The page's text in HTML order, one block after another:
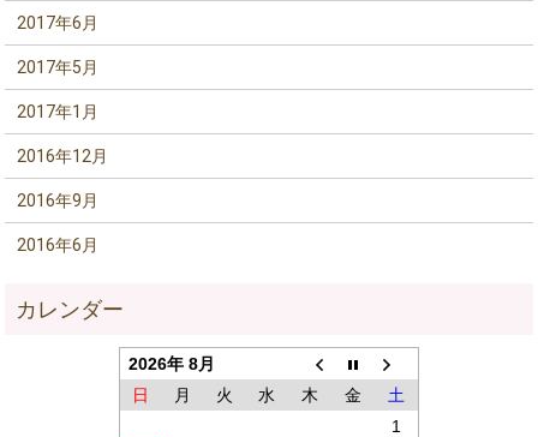
2017年6月
2017年5月
2017年1月
2016年12月
2016年9月
2016年6月
2026年 8月
日
月 火 水 木 金
土
1